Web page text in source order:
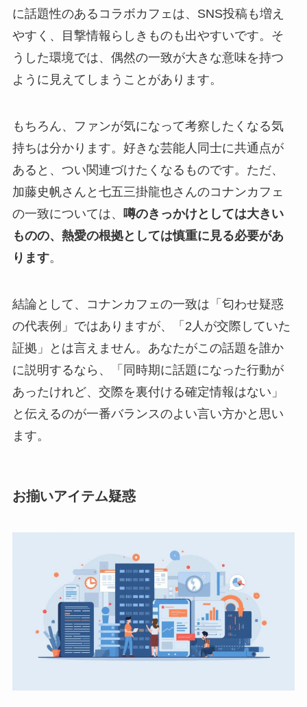
に話題性のあるコラボカフェは、SNS投稿も増え
やすく、目撃情報らしきものも出やすいです。そ
うした環境では、偶然の一致が大きな意味を持つ
ように見えてしまうことがあります。
もちろん、ファンが気になって考察したくなる気
持ちは分かります。好きな芸能人同士に共通点が
あると、つい関連づけたくなるものです。ただ、
加藤史帆さんと七五三掛龍也さんのコナンカフェ
の一致については、 噂のきっかけとしては大きい
ものの、熱愛の根拠としては慎重に見る必要があ
ります。
結論として、コナンカフェの一致は「匂わせ疑惑
の代表例」ではありますが、「2人が交際していた
証拠」とは言えません。あなたがこの話題を誰か
に説明するなら、「同時期に話題になった行動が
あったけれど、交際を裏付ける確定情報はない」
と伝えるのが一番バランスのよい言い方かと思い
ます。
お揃いアイテム疑惑